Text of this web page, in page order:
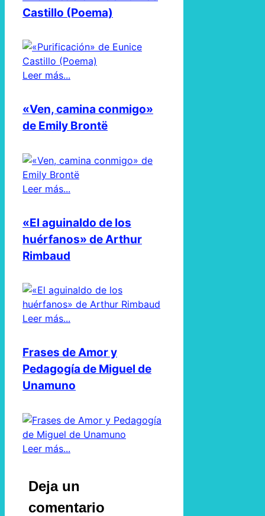
Castillo (Poema)
Leer más...
«Ven, camina conmigo»
de Emily Brontë
Leer más...
«El aguinaldo de los
huérfanos» de Arthur
Rimbaud
Leer más...
Frases de Amor y
Pedagogía de Miguel de
Unamuno
Leer más...
Deja un
comentario